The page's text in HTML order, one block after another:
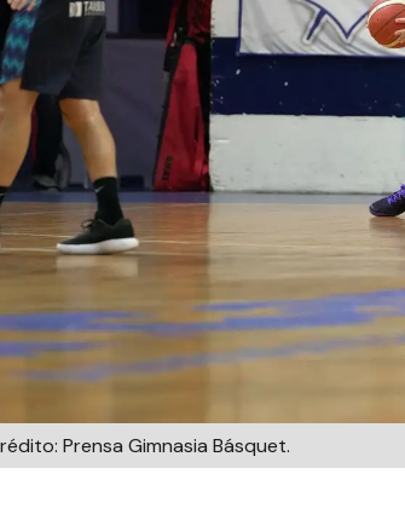
Prensa Gimnasia Básquet.